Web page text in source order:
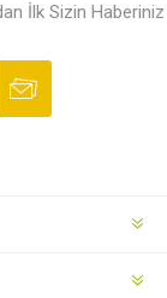
İlk Sizin Haberiniz